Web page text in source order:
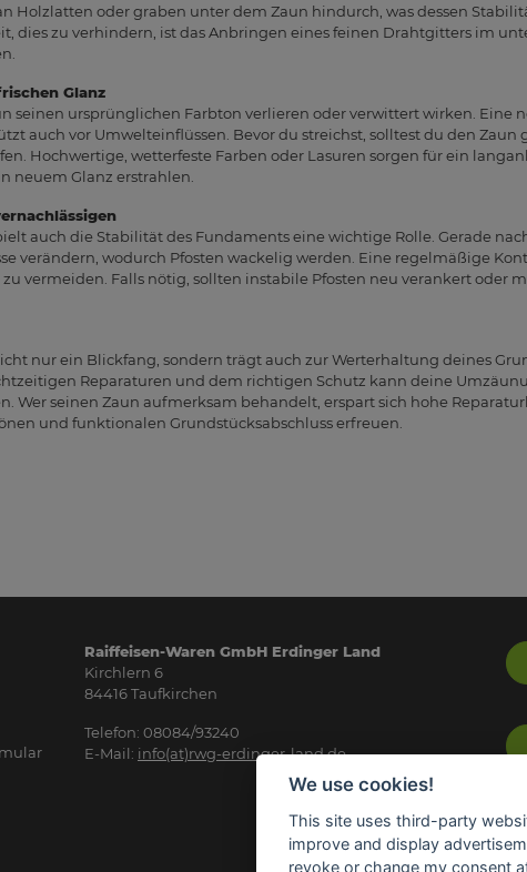
Holzlatten oder graben unter dem Zaun hindurch, was dessen
dies zu verhindern, ist das Anbringen eines feinen Drahtgitters im
Glanz
seinen ursprünglichen Farbton verlieren oder verwittert wirken. Eine
auch vor Umwelteinflüssen. Bevor du streichst, solltest du den
Hochwertige, wetterfeste Farben oder Lasuren sorgen für ein
neuem Glanz erstrahlen.
auch die Stabilität des Fundaments eine wichtige Rolle. Gerade
verändern, wodurch Pfosten wackelig werden. Eine regelmäßige
vermeiden. Falls nötig, sollten instabile Pfosten neu verankert oder
nur ein Blickfang, sondern trägt auch zur Werterhaltung deines
Reparaturen und dem richtigen Schutz kann deine
Wer seinen Zaun aufmerksam behandelt, erspart sich hohe
und funktionalen Grundstücksabschluss erfreuen.
Raiffeisen-Waren GmbH Erdinger Land
Kirchlern 6
84416 Taufkirchen
Telefon: 08084/93240
E-Mail: info(at)rwg-erdinger-land.de
We use cookies!
This site uses third-party
improve and display
revoke or change my consent